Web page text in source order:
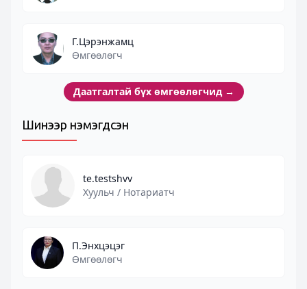
Г.Цэрэнжамц
Өмгөөлөгч
Даатгалтай бүх өмгөөлөгчид →
Шинээр нэмэгдсэн
te.testshvv
Хуульч / Нотариатч
П.Энхцэцэг
Өмгөөлөгч